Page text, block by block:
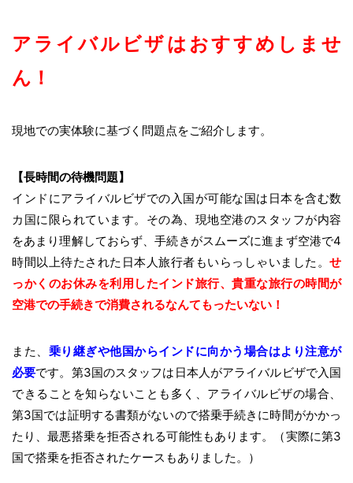
アライバルビザはおすすめしませ
ん！
現地での実体験に基づく問題点をご紹介します。
【長時間の待機問題】
インドにアライバルビザでの入国が可能な国は日本を含む数
カ国に限られています。その為、現地空港のスタッフが内容
をあまり理解しておらず、手続きがスムーズに進まず空港で4
時間以上待たされた日本人旅行者もいらっしゃいました。 せ
っかくのお休みを利用したインド旅行、貴重な旅行の時間が
空港での手続きで消費されるなんてもったいない！
また、 乗り継ぎや他国からインドに向かう場合はより注意が
必要です。第3国のスタッフは日本人がアライバルビザで入国
できることを知らないことも多く、アライバルビザの場合、
第3国では証明する書類がないので搭乗手続きに時間がかかっ
たり、最悪搭乗を拒否される可能性もあります。（実際に第3
国で搭乗を拒否されたケースもありました。）